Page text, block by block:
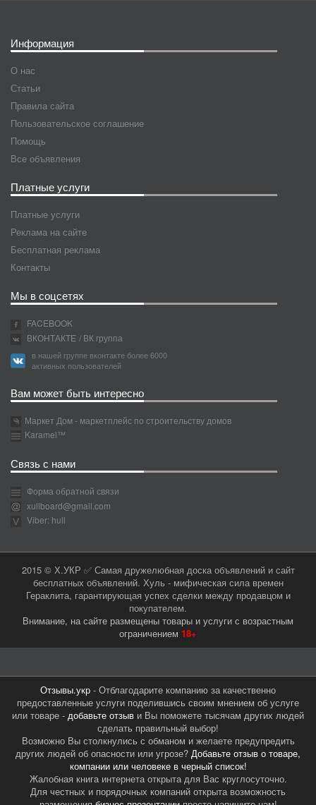
Информация
О нас
Статьи
Правила сайта
Пользовательское соглашение
Помощь
Все объявления
Платные услуги
Платные услуги
Реклама на сайте
Бесплатная реклама
Контакты
Мы в соцсетях
FACEBOOK
ВКОНТАКТЕ / ВК группа
в нашей группе вконтакте более 6000
активных пользователей
Вам может быть интересно
Маркет Дом - маркетплейс по строительству домов
Karamel™
Связь с нами
Форма обратной связи
xullboard@gmail.com
Viber: hull
2015 © Х.УКР ✅ Самая дружелюбная доска объявлений и сайт
бесплатных объявлений. Хуль - мифическая сила времен
Гераклита, гарантирующая успех сделки между продавцом и
покупателем.
Внимание, на сайте размещены товары и услуги с возрастным
ограничением 18+
Отзывы.укр - Отблагодарите компанию за качественно
предоставленные услуги поделившись своим мнением об услуге
или товаре - добавьте отзыв и Вы поможете тысячам других людей
сделать правильный выбор!
Возможно Вы столкнулись с обманом и желаете предупредить
других людей об опасности или угрозе? Добавьте отзыв о товаре,
компании или человеке в черный список!
Жалобная книга интернета открыта для Вас круглосуточно.
Для честных и порядочных компаний открыта возможность